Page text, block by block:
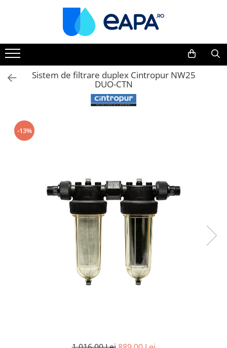
Toate Produsele
Dedurizare
Dedurizator tip Cabinet
Dedurizator Simplex
Filtre 5"
Filtre 10"
Filtre Big Blue 20"
Sisteme duplex / triplex
Sistem de filtrare duplex Cintropur NW25
DUO-CTN
-13%